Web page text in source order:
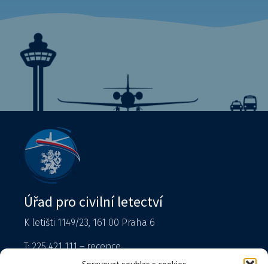
Úřad pro civilní letectví
K letišti 1149/23, 161 00 Praha 6
T: 225 421 111 – recepce